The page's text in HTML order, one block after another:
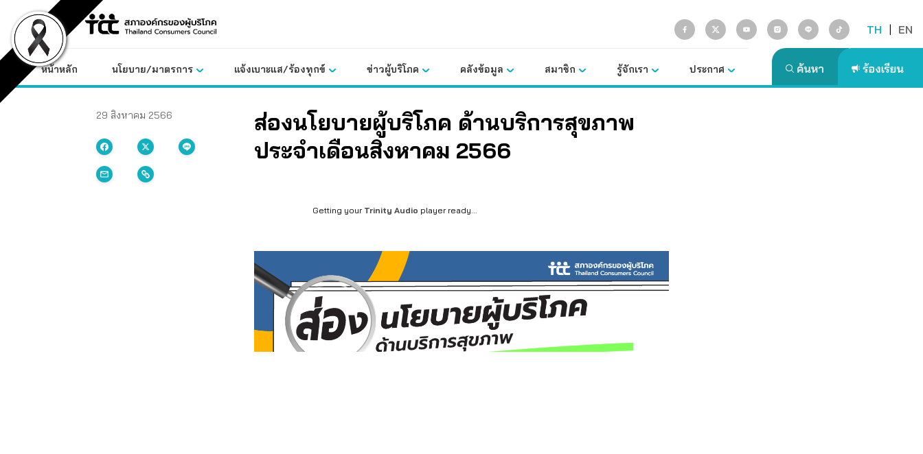
content
TH | EN
หน้าหลัก นโยบาย/มาตรการ แจ้งเบาะแส/ร้องทุกข์ ข่าวผู้บริโภค คลังข้อมูล สมาชิก รู้จักเรา ประกาศ
29 สิงหาคม 2566
ส่องนโยบายผู้บริโภค ด้านบริการสุขภาพ
ประจำเดือนสิงหาคม 2566
Getting your Trinity Audio player ready...